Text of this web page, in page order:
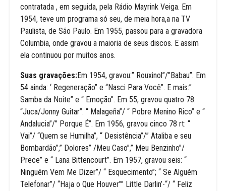
contratada , em seguida, pela Rádio Mayrink Veiga. Em
1954, teve um programa só seu, de meia hora,a na TV
Paulista, de São Paulo. Em 1955, passou para a gravadora
Columbia, onde gravou a maioria de seus discos. E assim
ela continuou por muitos anos.
Suas gravações:Em 1954, gravou:” Rouxinol”/”Babau”. Em
54 ainda: ‘ Regeneração” e “Nasci Para Você”. E mais:”
Samba da Noite” e “ Emoção”. Em 55, gravou quatro 78:
“Juca/Jonny Guitar”. “ Malageña”/ “ Pobre Menino Rico” e “
Andalucia”/” Porque É”. Em 1956, gravou cinco 78 rt: “
Vai”/ “Quem se Humilha”, “ Desistência”/” Ataliba e seu
Bombardão”,” Dolores” /Meu Caso”,” Meu Benzinho”/
Prece” e “ Lana Bittencourt”. Em 1957, gravou seis: “
Ninguém Vem Me Dizer”/ “ Esquecimento”; “ Se Alguém
Telefonar”/ “Haja o Que Houver”” Little Darlin’-“/ “ Feliz